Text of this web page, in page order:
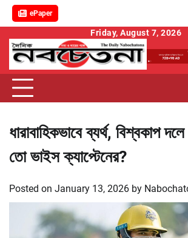
ePaper
content
Friday, August 7, 2026
ধারাবাহিকভাবে ব্যর্থ, বিশ্বকাপ
তো ভাইস ক্যাপ্টেনের?
Posted on January 13, 2026 by